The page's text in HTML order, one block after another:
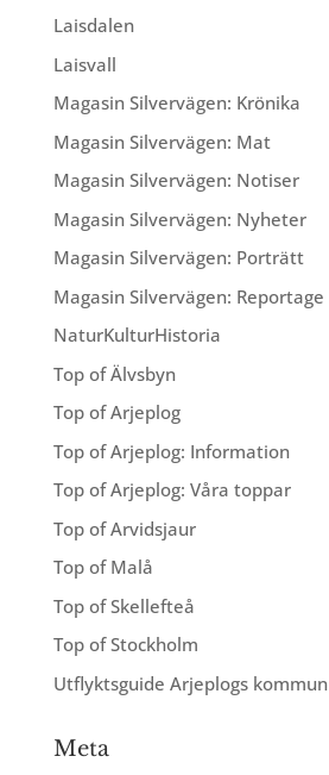
Laisdalen
Laisvall
Magasin Silvervägen: Krönika
Magasin Silvervägen: Mat
Magasin Silvervägen: Notiser
Magasin Silvervägen: Nyheter
Magasin Silvervägen: Porträtt
Magasin Silvervägen: Reportage
NaturKulturHistoria
Top of Älvsbyn
Top of Arjeplog
Top of Arjeplog: Information
Top of Arjeplog: Våra toppar
Top of Arvidsjaur
Top of Malå
Top of Skellefteå
Top of Stockholm
Utflyktsguide Arjeplogs kommun
Meta